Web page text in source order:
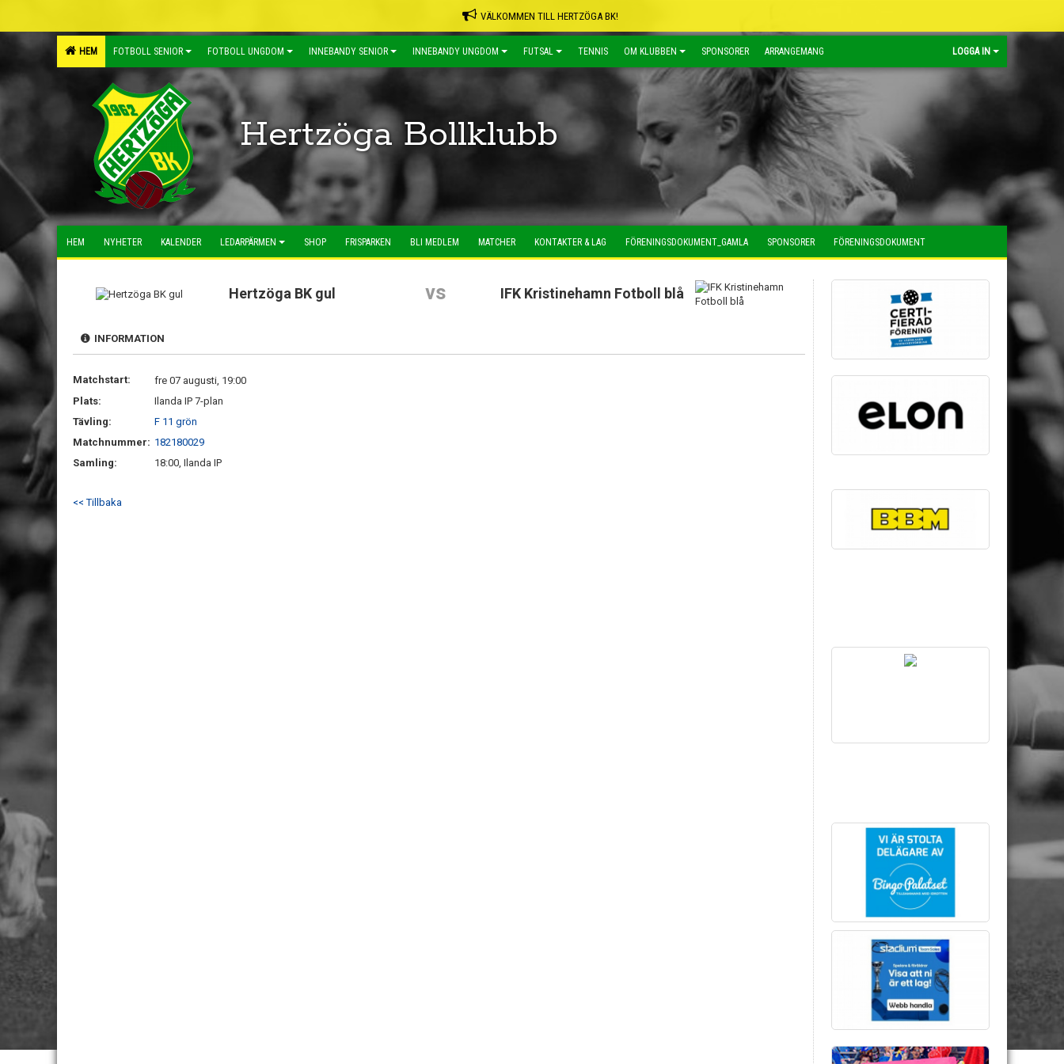
VÄLKOMMEN TILL HERTZÖGA BK!
HEM FOTBOLL SENIOR FOTBOLL UNGDOM INNEBANDY SENIOR INNEBANDY UNGDOM FUTSAL TENNIS OM KLUBBEN SPONSORER ARRANGEMANG LOGGA IN
Hertzöga Bollklubb
HEM NYHETER KALENDER LEDARPÄRMEN SHOP FRISPARKEN BLI MEDLEM MATCHER KONTAKTER & LAG FÖRENINGSDOKUMENT_GAMLA SPONSORER FÖRENINGSDOKUMENT
Hertzöga BK gul vs IFK Kristinehamn Fotboll blå
INFORMATION
Matchstart:
fre 07 augusti, 19:00
Plats:
Ilanda IP 7-plan
Tävling:
F 11 grön
Matchnummer: 182180029
Samling:
18:00, Ilanda IP
<< Tillbaka